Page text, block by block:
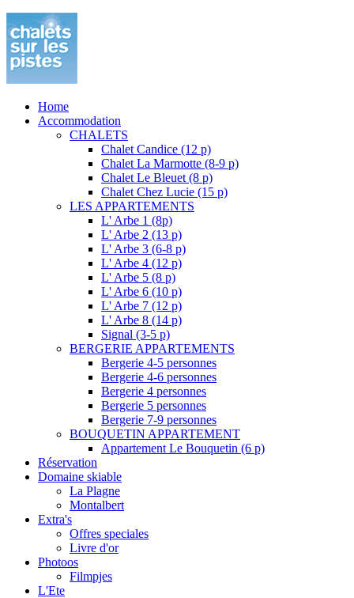
Home
Accommodation
CHALETS
Chalet Candice (12 p)
Chalet La Marmotte (8-9 p)
Chalet Le Bleuet (8 p)
Chalet Chez Lucie (15 p)
LES APPARTEMENTS
L' Arbe 1 (8p)
L' Arbe 2 (13 p)
L' Arbe 3 (6-8 p)
L' Arbe 4 (12 p)
L' Arbe 5 (8 p)
L' Arbe 6 (10 p)
L' Arbe 7 (12 p)
L' Arbe 8 (14 p)
Signal (3-5 p)
BERGERIE APPARTEMENTS
Bergerie 4-5 personnes
Bergerie 4-6 personnes
Bergerie 4 personnes
Bergerie 5 personnes
Bergerie 7-9 personnes
BOUQUETIN APPARTEMENT
Appartement Le Bouquetin (6 p)
Réservation
Domaine skiable
La Plagne
Montalbert
Extra's
Offres speciales
Livre d'or
Photoos
Filmpjes
L'Ete